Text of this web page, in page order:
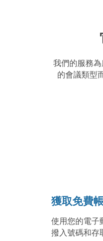
我們的服務
的會議類型
獲取免費
使用您的電子
撥入號碼和存